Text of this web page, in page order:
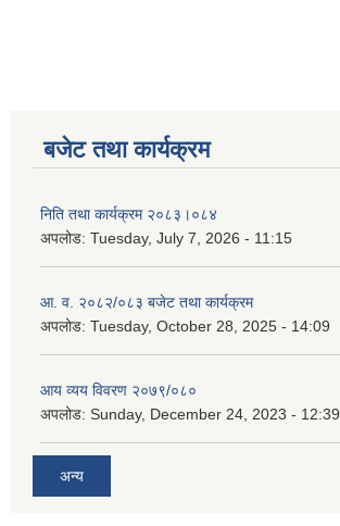
बजेट तथा कार्यक्रम
निति तथा कार्यक्रम २०८३।०८४
अपलोड: Tuesday, July 7, 2026 - 11:15
आ. व. २०८२/०८३ बजेट तथा कार्यक्रम
अपलोड: Tuesday, October 28, 2025 - 14:09
आय व्यय विवरण २०७९/०८०
अपलोड: Sunday, December 24, 2023 - 12:39
अन्य